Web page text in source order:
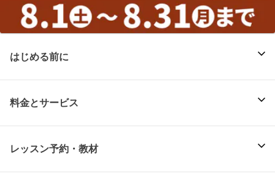
はじめる前に
料金とサービス
レッスン予約・教材